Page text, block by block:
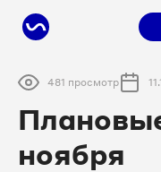
481 просмотр
ноября